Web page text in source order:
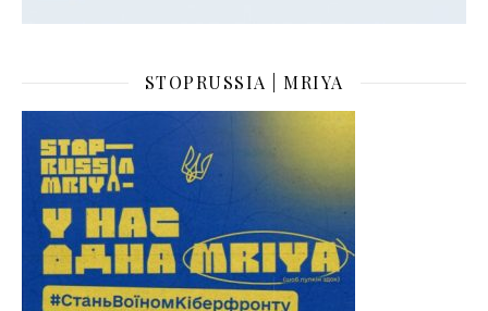
STOPRUSSIA | MRIYA